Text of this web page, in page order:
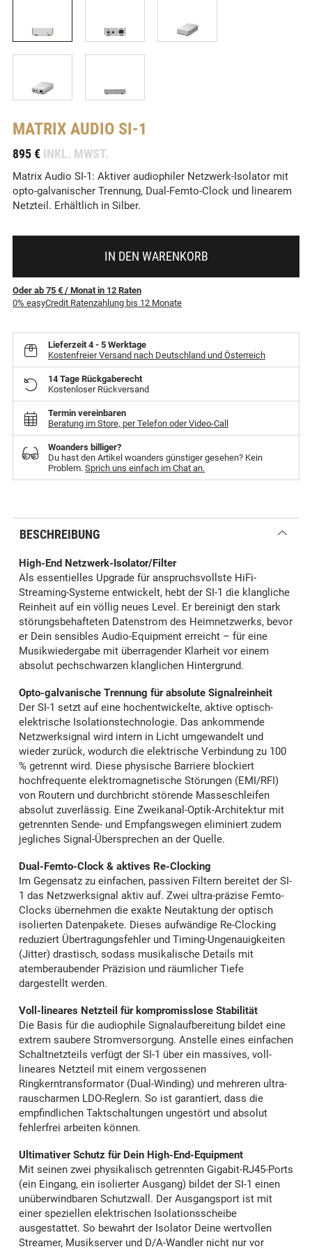
MATRIX AUDIO SI-1
895 € INKL. MWST.
Matrix Audio SI-1: Aktiver audiophiler Netzwerk-Isolator mit
opto-galvanischer Trennung, Dual-Femto-Clock und linearem
Netzteil. Erhältlich in Silber.
IN DEN WARENKORB
Oder ab 75 € / Monatin 12 Raten
0% easyCredit Ratenzahlung bis 12 Monate
Lieferzeit4 - 5 Werktage
Kostenfreier Versand nach Deutschland und Österreich
14 Tage Rückgaberecht
Kostenloser Rückversand
Termin vereinbaren
Beratung im Store, per Telefon oder Video-Call
Woanders billiger?
Du hast den Artikel woanders günstiger gesehen? Kein
Problem. Sprich uns einfach im Chat an.
BESCHREIBUNG
High-End Netzwerk-Isolator/Filter
Als essentielles Upgrade für anspruchsvollste HiFi-
Streaming-Systeme entwickelt, hebt der SI-1 die klangliche
Reinheit auf ein völlig neues Level. Er bereinigt den stark
störungsbehafteten Datenstrom des Heimnetzwerks, bevor
er Dein sensibles Audio-Equipment erreicht – für eine
Musikwiedergabe mit überragender Klarheit vor einem
absolut pechschwarzen klanglichen Hintergrund.
Opto-galvanische Trennung für absolute Signalreinheit
Der SI-1 setzt auf eine hochentwickelte, aktive optisch-
elektrische Isolationstechnologie. Das ankommende
Netzwerksignal wird intern in Licht umgewandelt und
wieder zurück, wodurch die elektrische Verbindung zu 100
% getrennt wird. Diese physische Barriere blockiert
hochfrequente elektromagnetische Störungen (EMI/RFI)
von Routern und durchbricht störende Masseschleifen
absolut zuverlässig. Eine Zweikanal-Optik-Architektur mit
getrennten Sende- und Empfangswegen eliminiert zudem
jegliches Signal-Übersprechen an der Quelle.
Dual-Femto-Clock & aktives Re-Clocking
Im Gegensatz zu einfachen, passiven Filtern bereitet der SI-
1 das Netzwerksignal aktiv auf. Zwei ultra-präzise Femto-
Clocks übernehmen die exakte Neutaktung der optisch
isolierten Datenpakete. Dieses aufwändige Re-Clocking
reduziert Übertragungsfehler und Timing-Ungenauigkeiten
(Jitter) drastisch, sodass musikalische Details mit
atemberaubender Präzision und räumlicher Tiefe
dargestellt werden.
Voll-lineares Netzteil für kompromisslose Stabilität
Die Basis für die audiophile Signalaufbereitung bildet eine
extrem saubere Stromversorgung. Anstelle eines einfachen
Schaltnetzteils verfügt der SI-1 über ein massives, voll-
lineares Netzteil mit einem vergossenen
Ringkerntransformator (Dual-Winding) und mehreren ultra-
rauscharmen LDO-Reglern. So ist garantiert, dass die
empfindlichen Taktschaltungen ungestört und absolut
fehlerfrei arbeiten können.
Ultimativer Schutz für Dein High-End-Equipment
Mit seinen zwei physikalisch getrennten Gigabit-RJ45-Ports
(ein Eingang, ein isolierter Ausgang) bildet der SI-1 einen
unüberwindbaren Schutzwall. Der Ausgangsport ist mit
einer speziellen elektrischen Isolationsscheibe
ausgestattet. So bewahrt der Isolator Deine wertvollen
Streamer, Musikserver und D/A-Wandler nicht nur vor